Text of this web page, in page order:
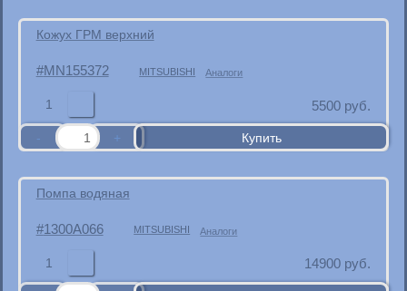
Кожух ГРМ верхний
MN155372 MITSUBISHI Аналоги
1 5500 руб.
Помпа водяная
1300A066 MITSUBISHI Аналоги
1 14900 руб.